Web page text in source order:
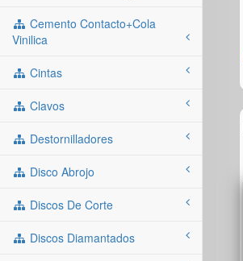
Cemento Contacto+cola
Vinilica
Cintas
Clavos
Destornilladores
Disco Abrojo
Discos De Corte
Discos Diamantados